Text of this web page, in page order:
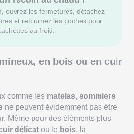
ouvrez les fermetures, détachez
et retournez les poches pour
au froid.
en bois ou en cuir
comme les matelas, sommiers
ne peuvent évidemment pas être
Même pour des éléments plus
délicat ou le bois, la